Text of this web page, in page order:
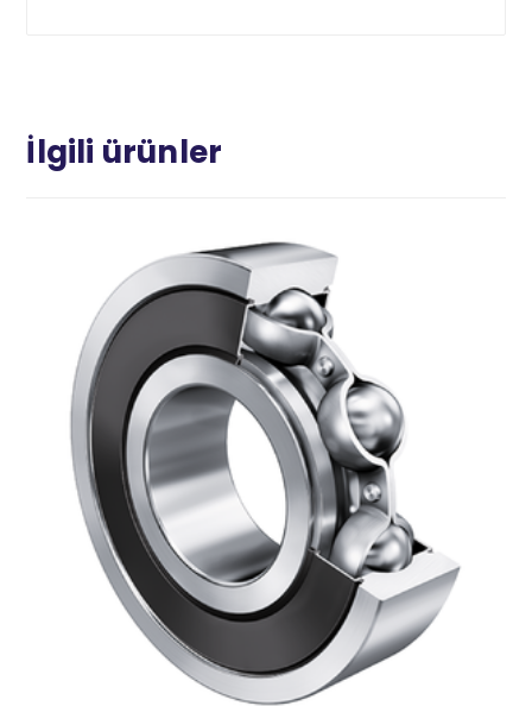
İlgili ürünler